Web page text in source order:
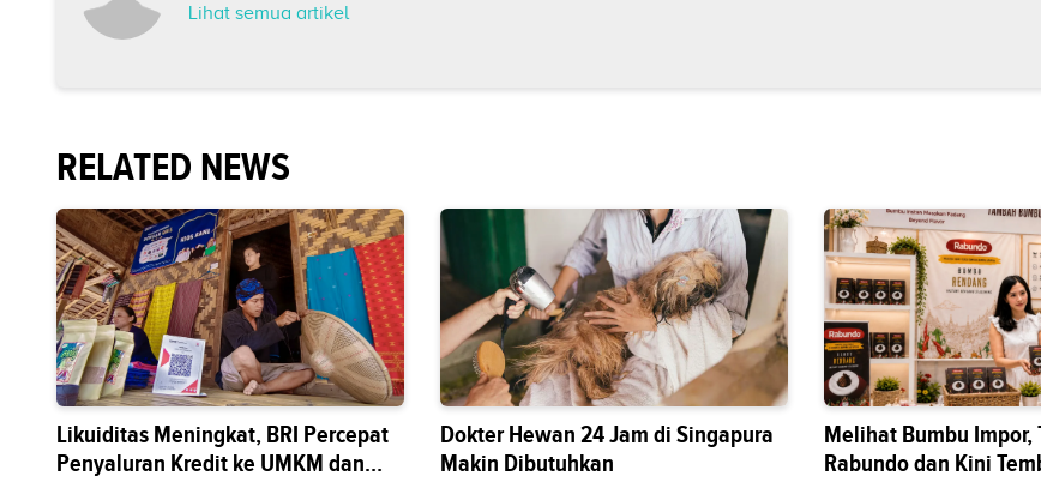
Lihat semua artikel
RELATED NEWS
Likuiditas Meningkat, BRI Percepat
Penyaluran Kredit ke UMKM dan
Dokter Hewan 24 Jam di Singapura
Makin Dibutuhkan
Melihat Bumbu Impor,
Rabundo dan Kini